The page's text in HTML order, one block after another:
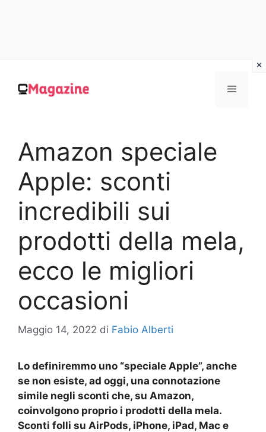
contenuto
MENU
Amazon speciale
Apple: sconti
incredibili sui
prodotti della mela,
ecco le migliori
occasioni
Maggio 14, 2022 di Fabio Alberti
Lo definiremmo uno “speciale Apple”, anche
se non esiste, ad oggi, una connotazione
simile negli sconti che, su Amazon,
coinvolgono proprio i prodotti della mela.
Sconti folli su AirPods, iPhone, iPad, Mac e